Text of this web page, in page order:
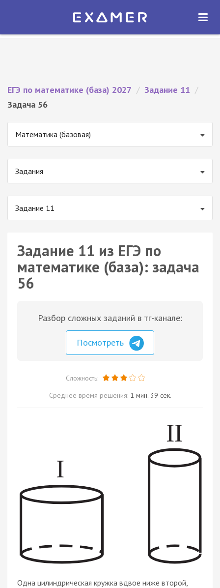
Экзамер — ЕГЭ 2027
ОТКРЫТЬ
ЕГЭ по математике (база) 2027 / Задание 11 /
Задача 56
Математика (базовая)
Задания
Задание 11
Задание 11 из ЕГЭ по
математике (база): задача
56
Разбор сложных заданий в тг-канале:
Посмотреть
Сложность:
Среднее время решения: 1 мин. 39 сек.
Одна цилиндрическая кружка вдвое ниже второй,